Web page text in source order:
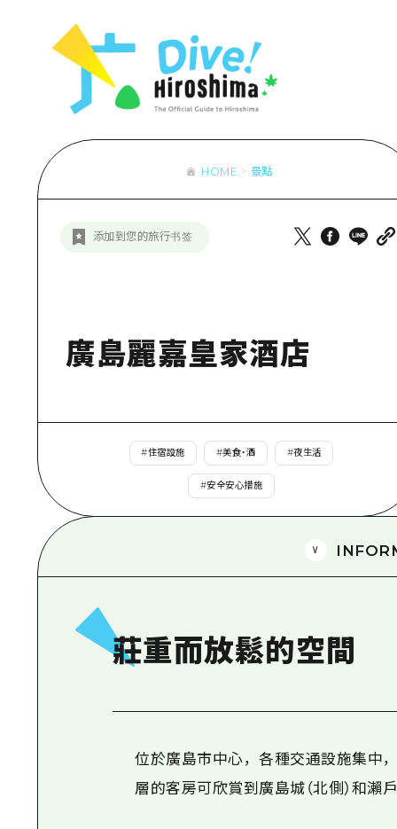
HOME 景點
添加到您的旅行书签
廣島麗嘉皇家酒店
#住宿設施 #美食・酒 #夜生活
#安全安心措施
莊重而放鬆的空間
位於廣島市中心，各種交通設施集中
層的客房可欣賞到廣島城（北側）和瀨